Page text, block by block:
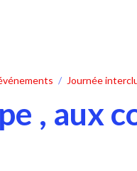
Journée
, aux